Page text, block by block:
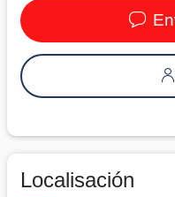
Localisación